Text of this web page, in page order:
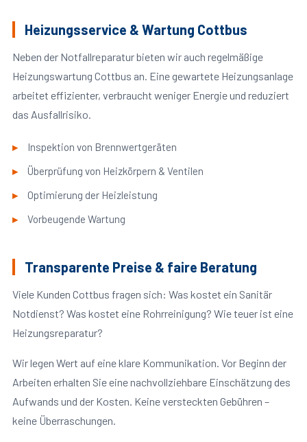
Heizungsservice & Wartung Cottbus
Neben der Notfallreparatur bieten wir auch regelmäßige
Heizungswartung Cottbus an. Eine gewartete Heizungsanlage
arbeitet effizienter, verbraucht weniger Energie und reduziert
das Ausfallrisiko.
Inspektion von Brennwertgeräten
Überprüfung von Heizkörpern & Ventilen
Optimierung der Heizleistung
Vorbeugende Wartung
Transparente Preise & faire Beratung
Viele Kunden Cottbus fragen sich: Was kostet ein Sanitär
Notdienst? Was kostet eine Rohrreinigung? Wie teuer ist eine
Heizungsreparatur?
Wir legen Wert auf eine klare Kommunikation. Vor Beginn der
Arbeiten erhalten Sie eine nachvollziehbare Einschätzung des
Aufwands und der Kosten. Keine versteckten Gebühren –
keine Überraschungen.